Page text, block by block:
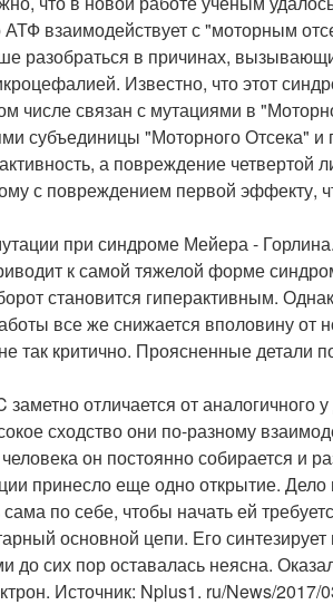
взаимодействует с "моторным
разобраться в причинах,
Известно, что этот
числе связан с мутациями в
субъединицы "Моторного Отсека" и
а повреждение четвертой
с повреждением первой эффекту,
при синдроме Мейера -
к самой тяжелой форме
становится гиперактивным.
все же снижается вполовину от
так критично. Проясненные детали
заметно отличается от
сходство они по-разному
он постоянно собирается и
принесло еще одно открытие.
по себе, чтобы начать ей
основной цепи. Его
сих пор оставалась неясна.
Источник: Nplus1. ru/News/2017/